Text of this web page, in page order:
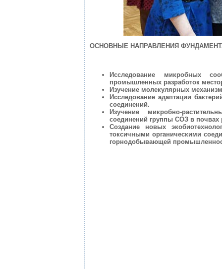
ОСНОВНЫЕ НАПРАВЛЕНИЯ
Исследование микробных
промышленных разработок
Изучение молекулярных
Исследование адаптации
соединений.
Изучение микробно-
соединений группы СОЗ в почвах
Создание новых
токсичными органическими
горнодобывающей